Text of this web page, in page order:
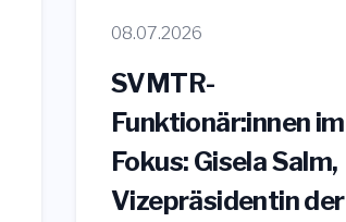
08.07.2026
SVMTR-
Funktionär:innen im
Fokus: Gisela Salm,
Vizepräsidentin der